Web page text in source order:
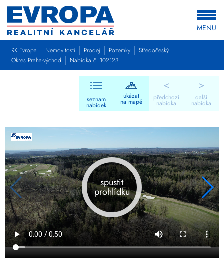
MENU
RK Evropa Nemovitosti Prodej Pozemky
Středočeský
Okres Praha-východ
Nabídka č. 102123
<
předchozí
nabídka
seznam
nabídek
ukázat
na mapě
>
další
nabídka
spustit
prohlídku